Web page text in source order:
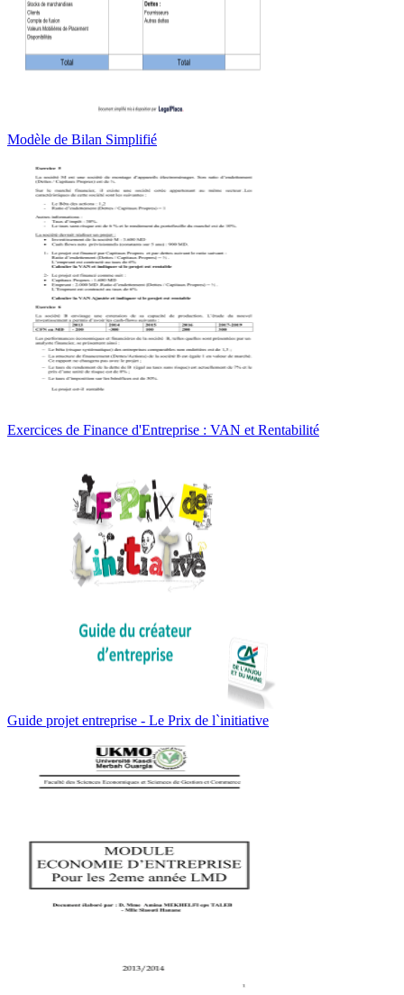
Modèle de Bilan Simplifié
Exercices de Finance d'Entreprise : VAN et Rentabilité
Guide projet entreprise - Le Prix de l`initiative